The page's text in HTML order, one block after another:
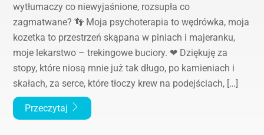
wytłumaczy co niewyjaśnione, rozsupła co
zagmatwane? 👣 Moja psychoterapia to wędrówka, moja
kozetka to przestrzeń skąpana w piniach i majeranku,
moje lekarstwo – trekingowe buciory. ❤ Dziękuję za
stopy, które niosą mnie już tak długo, po kamieniach i
skałach, za serce, które tłoczy krew na podejściach, […]
Przeczytaj